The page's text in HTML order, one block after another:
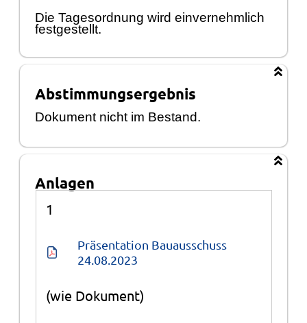
Die Tagesordnung wird einvernehmlich
festgestellt.
Abstimmungsergebnis
Dokument nicht im Bestand.
Anlagen
1
Präsentation Bauausschuss
24.08.2023
(wie Dokument)